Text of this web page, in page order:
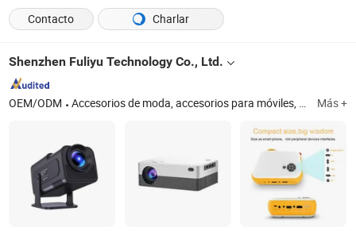
Contacto
Charlar
Shenzhen Fuliyu Technology Co., Ltd.
OEM/ODM Accesorios de moda, accesorios para móviles, soporte para cable de cargador de móvil, gafas inteligentes, reloj inteligente, proyectores, joyería de moda, caja de joyas, pendientes, collar, pulsera, anillo, zapatos de moda, ropa de moda, bolso de moda Más +